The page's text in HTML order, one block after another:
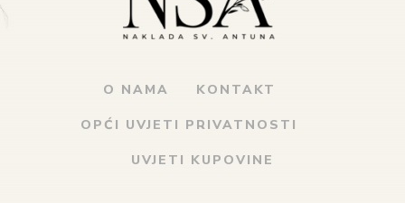
O NAMA KONTAKT
OPĆI UVJETI PRIVATNOSTI
UVJETI KUPOVINE